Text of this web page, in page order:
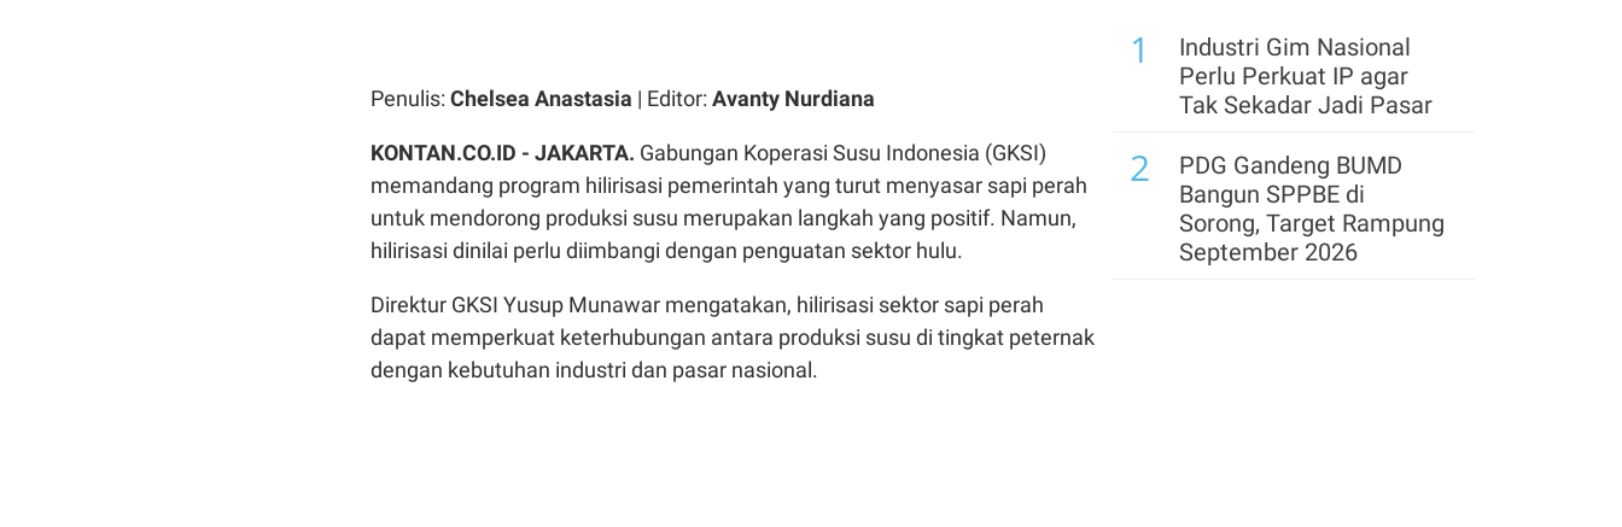
Penulis: Chelsea Anastasia | Editor: Avanty Nurdiana
KONTAN.CO.ID - JAKARTA. Gabungan Koperasi Susu Indonesia (GKSI)
memandang program hilirisasi pemerintah yang turut menyasar sapi perah
untuk mendorong produksi susu merupakan langkah yang positif. Namun,
hilirisasi dinilai perlu diimbangi dengan penguatan sektor hulu.
Direktur GKSI Yusup Munawar mengatakan, hilirisasi sektor sapi perah
dapat memperkuat keterhubungan antara produksi susu di tingkat peternak
dengan kebutuhan industri dan pasar nasional.
1
Industri Gim Nasional
Perlu Perkuat IP agar
Tak Sekadar Jadi Pasar
2
PDG Gandeng BUMD
Bangun SPPBE di
Sorong, Target Rampung
September 2026